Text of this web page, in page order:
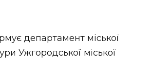
департамент міської
Ужгородської міської